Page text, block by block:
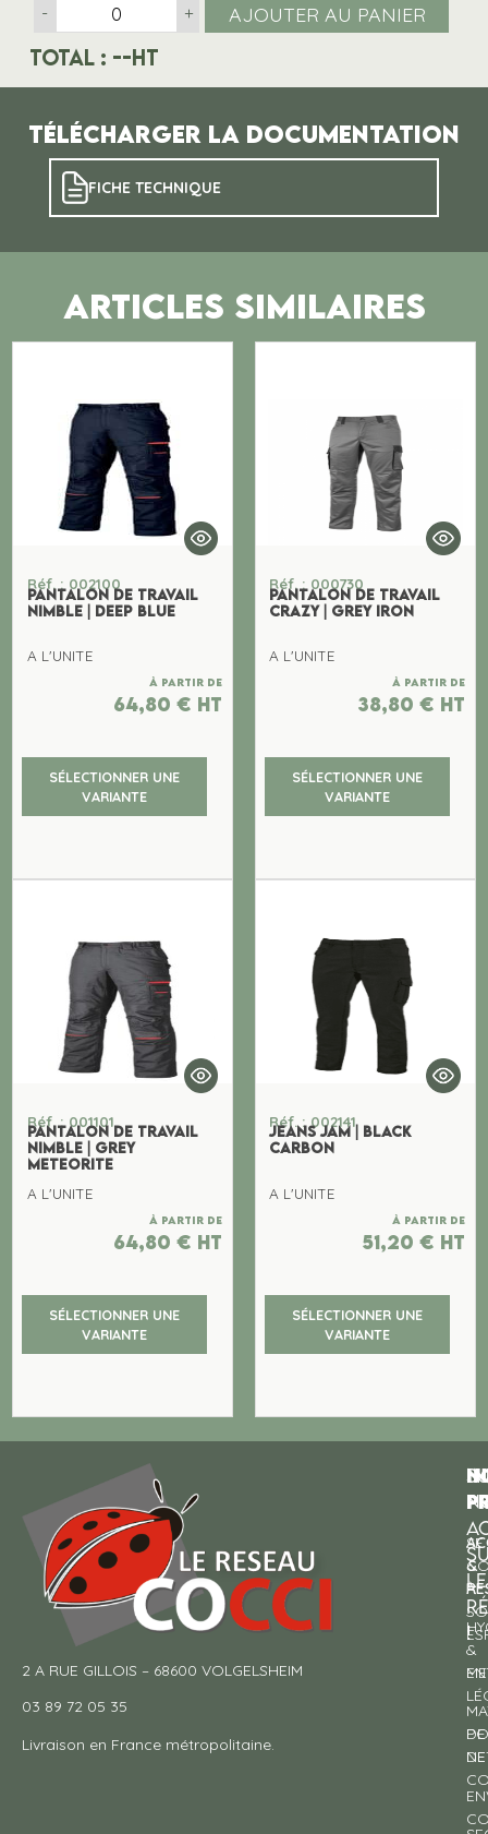
- + AJOUTER AU PANIER
Total : --HT
Télécharger la documentation
FICHE TECHNIQUE
ARTICLES SIMILAIRES
Réf. : 002100
PANTALON DE TRAVAIL
NIMBLE | DEEP BLUE
A L'UNITE
À partir de
64,80 € ht
SÉLECTIONNER UNE
VARIANTE
Réf. : 000730
PANTALON DE TRAVAIL
CRAZY | GREY IRON
A L'UNITE
À partir de
38,80 € ht
SÉLECTIONNER UNE
VARIANTE
Réf. : 001101
PANTALON DE TRAVAIL
NIMBLE | GREY
METEORITE
A L'UNITE
À partir de
64,80 € ht
SÉLECTIONNER UNE
VARIANTE
Réf. : 002141
JEANS JAM | BLACK
CARBON
A L'UNITE
À partir de
51,20 € ht
SÉLECTIONNER UNE
VARIANTE
2 A RUE GILLOIS – 68600 VOLGELSHEIM
03 89 72 05 35
Livraison en France métropolitaine.
&
&
DE
SE
À
DE
!